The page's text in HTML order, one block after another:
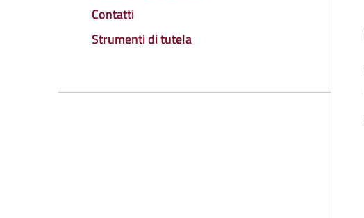
Contatti
Strumenti di tutela